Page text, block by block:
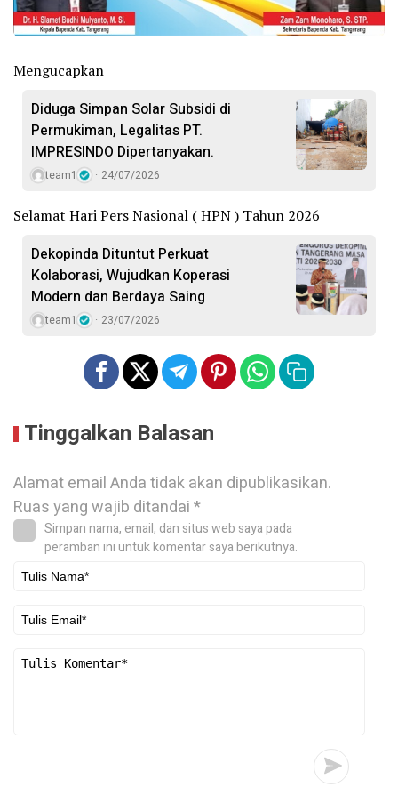
Mengucapkan
Diduga Simpan Solar Subsidi di
Permukiman, Legalitas PT.
IMPRESINDO Dipertanyakan.
team1 24/07/2026
Selamat Hari Pers Nasional ( HPN ) Tahun 2026
Dekopinda Dituntut Perkuat
Kolaborasi, Wujudkan Koperasi
Modern dan Berdaya Saing
team1 23/07/2026
Tinggalkan Balasan
Alamat email Anda tidak akan dipublikasikan.
Ruas yang wajib ditandai*
Simpan nama, email, dan situs web saya pada
peramban ini untuk komentar saya berikutnya.